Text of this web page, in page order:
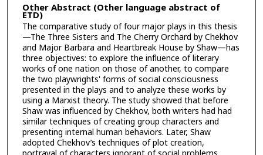
Other Abstract (Other language abstract of
ETD)
The comparative study of four major plays in this thesis
—The Three Sisters and The Cherry Orchard by Chekhov
and Major Barbara and Heartbreak House by Shaw—has
three objectives: to explore the influence of literary
works of one nation on those of another, to compare
the two playwrights' forms of social consciousness
presented in the plays and to analyze these works by
using a Marxist theory. The study showed that before
Shaw was influenced by Chekhov, both writers had had
similar techniques of creating group characters and
presenting internal human behaviors. Later, Shaw
adopted Chekhov’s techniques of plot creation,